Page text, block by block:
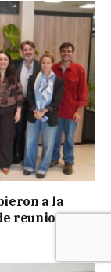
a la
reuniones